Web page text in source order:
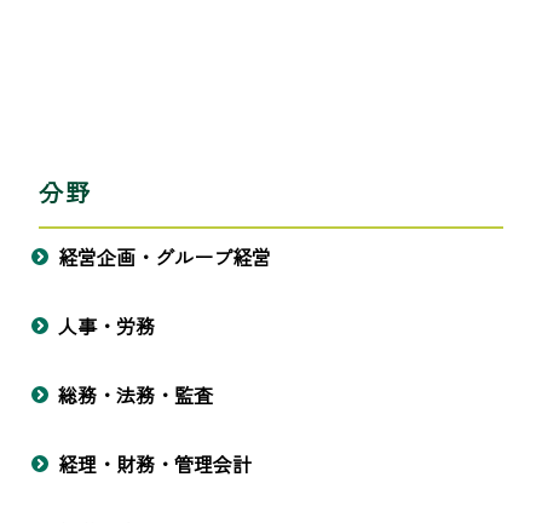
分野
経営企画・グループ経営
人事・労務
総務・法務・監査
経理・財務・管理会計